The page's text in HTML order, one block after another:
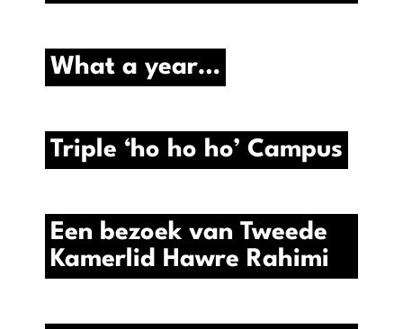
What a year…
Triple ‘ho ho ho’ Campus
Een bezoek van Tweede
Kamerlid Hawre Rahimi